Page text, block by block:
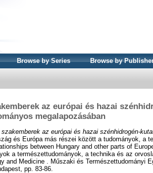
Browse by Series Browse by
az európai és hazai
megalapozásában
az európai és hazai szénhidrogén-
és Európa más részei között a tudományok, a
between Hungary and other parts of
a természettudományok, a technika és az
and Medicine . Műszaki és Természettudományi
pp. 83-86.